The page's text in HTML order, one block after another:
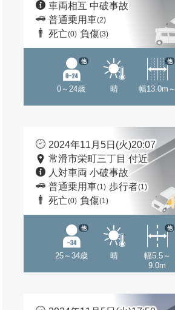
車両相互 中破事故
普通乗用車(2)
死亡(0) 負傷(3)
0～24歳
他
晴 幅13.0m～
他
2024年11月5日(火)20:07
常滑市栄町三丁目 付近
人対車両 小破事故
普通乗用車(1) 歩行者(1)
死亡(0) 負傷(1)
25～34歳
他
晴
幅5.5～
9.0m
他